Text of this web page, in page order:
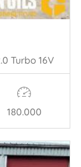
Turbo 16V
180.000